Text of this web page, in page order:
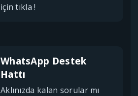
için tıkla !
WhatsApp Destek
Hattı
Aklınızda kalan sorular mı